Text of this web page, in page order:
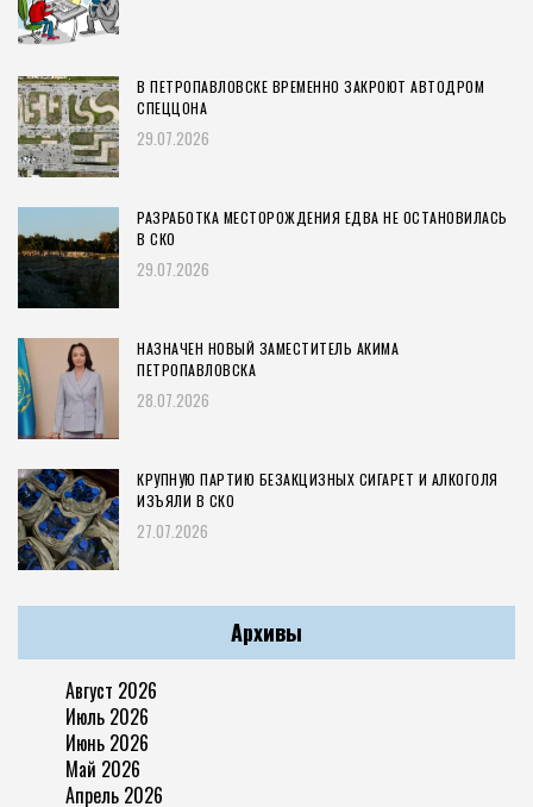
В ПЕТРОПАВЛОВСКЕ ВРЕМЕННО ЗАКРОЮТ АВТОДРОМ
СПЕЦЦОНА
29.07.2026
РАЗРАБОТКА МЕСТОРОЖДЕНИЯ ЕДВА НЕ ОСТАНОВИЛАСЬ
В СКО
29.07.2026
НАЗНАЧЕН НОВЫЙ ЗАМЕСТИТЕЛЬ АКИМА
ПЕТРОПАВЛОВСКА
28.07.2026
КРУПНУЮ ПАРТИЮ БЕЗАКЦИЗНЫХ СИГАРЕТ И АЛКОГОЛЯ
ИЗЪЯЛИ В СКО
27.07.2026
Архивы
Август 2026
Июль 2026
Июнь 2026
Май 2026
Апрель 2026